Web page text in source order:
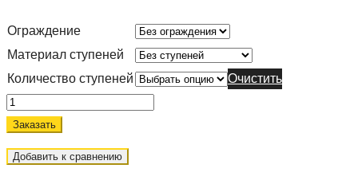
Ограждение
Материал ступеней
Количество ступеней
Очистить
Заказать
Добавить к сравнению